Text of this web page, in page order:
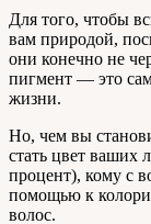
Для того, чтобы
вам природой,
они конечно не
пигмент — это
жизни.
Но, чем вы
стать цвет ваших
процент), кому с
помощью к
волос.